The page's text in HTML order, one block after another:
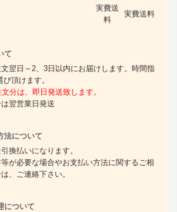
実費送
料
実費送料
て
翌日～2、3日以内にお届けします。時間指
頂けます。
分は、即日発送致します。
翌営業日発送
法について
換払いになります。
が必要な場合やお支払い方法に関するご相
、ご連絡下さい。
について